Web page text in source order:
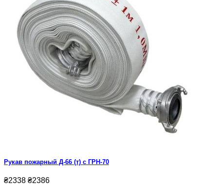
Рукав пожарный Д-66 (т) с ГРН-70
₴2338 ₴2386